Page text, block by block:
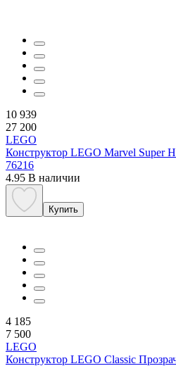
10 939
27 200
LEGO
Конструктор LEGO Marvel Super
76216
4.95 В наличии
Купить
4 185
7 500
LEGO
Конструктор LEGO Classic